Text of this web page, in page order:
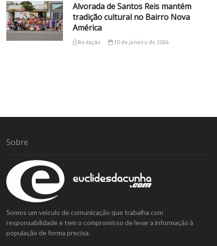
Alvorada de Santos Reis mantém
tradição cultural no Bairro Nova
América
Redação 10 de janeiro de 2026
Sobre
Somos um veículo de comunicação que trabalha com
responsabilidade e tem o compromisso de levar a informação à
população de forma precisa.